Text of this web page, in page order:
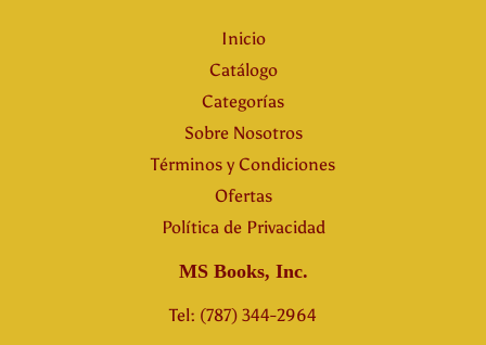
Inicio
Catálogo
Categorías
Sobre Nosotros
Términos y Condiciones
Ofertas
Política de Privacidad
MS Books, Inc.
Tel: (787) 344-2964